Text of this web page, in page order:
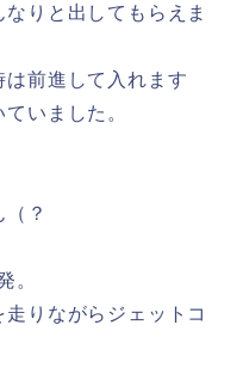
りと出してもらえま
前進して入れます
いました。
？
。
りながらジェットコ